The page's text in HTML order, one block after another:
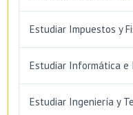
Estudiar Impuestos y
Estudiar Informática e
Estudiar Ingeniería y